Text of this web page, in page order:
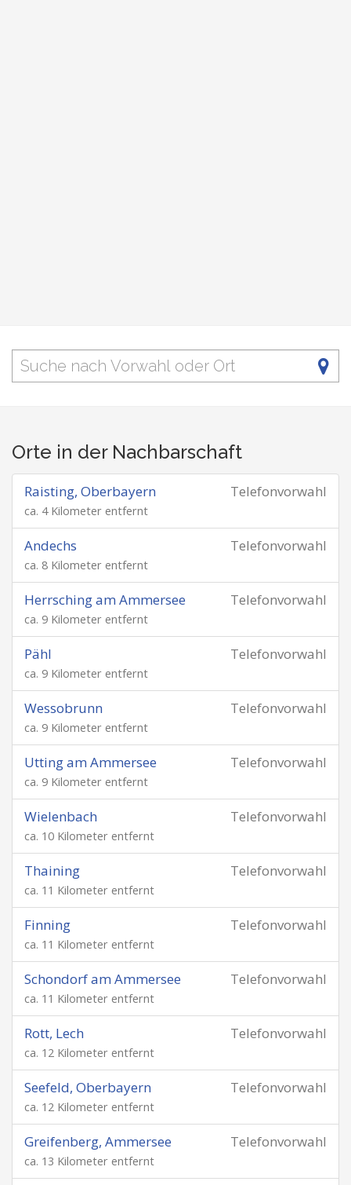
Orte in der Nachbarschaft
Telefonvorwahl
Raisting, Oberbayern
ca. 4 Kilometer entfernt
Telefonvorwahl
Andechs
ca. 8 Kilometer entfernt
Telefonvorwahl
Herrsching am Ammersee
ca. 9 Kilometer entfernt
Telefonvorwahl
Pähl
ca. 9 Kilometer entfernt
Telefonvorwahl
Wessobrunn
ca. 9 Kilometer entfernt
Telefonvorwahl
Utting am Ammersee
ca. 9 Kilometer entfernt
Telefonvorwahl
Wielenbach
ca. 10 Kilometer entfernt
Telefonvorwahl
Thaining
ca. 11 Kilometer entfernt
Telefonvorwahl
Finning
ca. 11 Kilometer entfernt
Telefonvorwahl
Schondorf am Ammersee
ca. 11 Kilometer entfernt
Telefonvorwahl
Rott, Lech
ca. 12 Kilometer entfernt
Telefonvorwahl
Seefeld, Oberbayern
ca. 12 Kilometer entfernt
Telefonvorwahl
Greifenberg, Ammersee
ca. 13 Kilometer entfernt